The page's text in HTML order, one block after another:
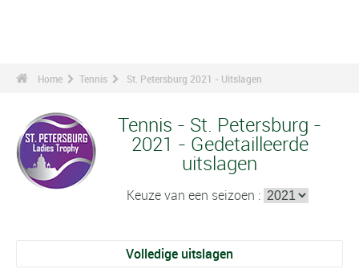
Home Tennis St. Petersburg 2021 - Uitslagen
Tennis - St. Petersburg -
2021 - Gedetailleerde
uitslagen
Keuze van een seizoen :
Volledige uitslagen